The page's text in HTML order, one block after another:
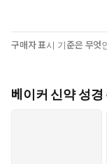
을 받아 단어들과 내
이 주석은 진공 상태
가 마가복음을 이해
구매자 표시 기준은 무엇
베이커 신약 성경